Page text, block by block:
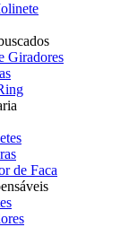
Giradores
de Faca